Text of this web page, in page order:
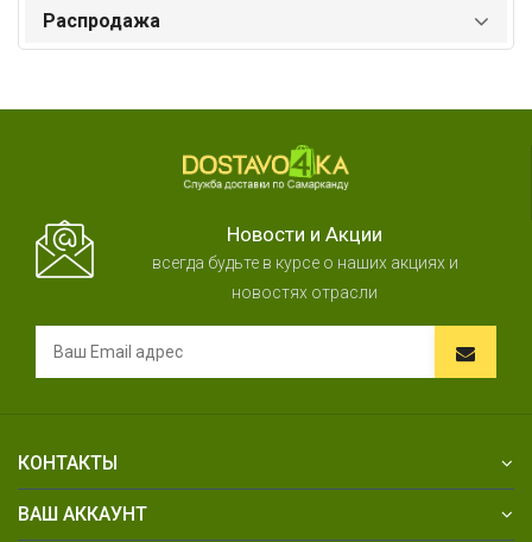
Распродажа
Новости и Акции
всегда будьте в курсе о наших акциях и
новостях отрасли
КОНТАКТЫ
ВАШ АККАУНТ